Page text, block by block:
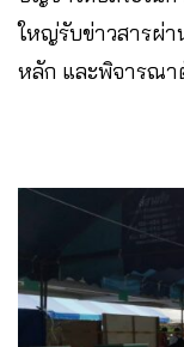
ใหญ่รับข่าวสารผ่า
หลัก และพิจารณา